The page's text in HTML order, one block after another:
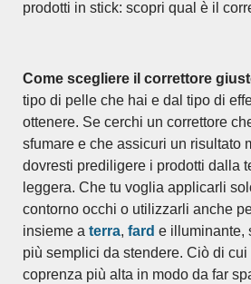
prodotti in stick: scopri qual è il
Come scegliere il correttore
tipo di pelle che hai e dal tipo di
ottenere. Se cerchi un correttore
sfumare e che assicuri un risultato
dovresti prediligere i prodotti dalla
leggera. Che tu voglia applicarli
contorno occhi o utilizzarli anche
insieme a terra, fard e illuminante,
più semplici da stendere. Ciò di
coprenza più alta in modo da far